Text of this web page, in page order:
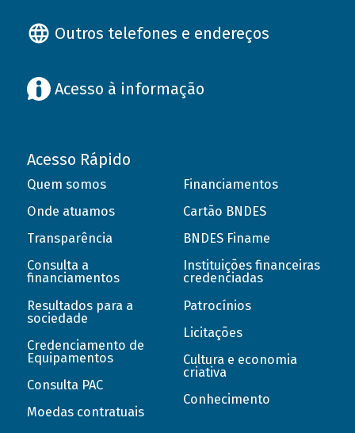
Outros telefones e endereços
Acesso à informação
Acesso Rápido
Quem somos
Onde atuamos
Transparência
Consulta a
financiamentos
Resultados para a
sociedade
Credenciamento de
Equipamentos
Consulta PAC
Moedas contratuais
Financiamentos
Cartão BNDES
BNDES Finame
Instituições financeiras
credenciadas
Patrocínios
Licitações
Cultura e economia
criativa
Conhecimento